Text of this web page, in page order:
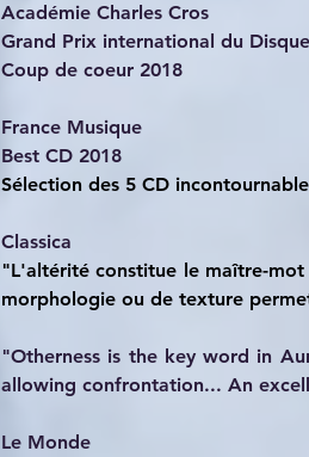
Académie Charles Cros
Grand Prix international du
Coup de coeur 2018
France Musique
Best CD 2018
Sélection des 5 CD
Classica
"L'altérité constitue le maître-
morphologie ou de texture
"Otherness is the key word in
allowing confrontation... An
Le Monde